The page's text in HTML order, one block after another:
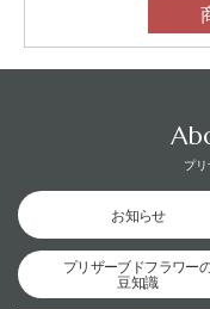
プ
お知らせ
プリザーブドフラワー
豆知識